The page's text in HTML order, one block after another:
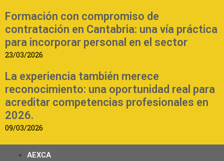
Formación con compromiso de
contratación en Cantabria: una vía práctica
para incorporar personal en el sector
23/03/2026
La experiencia también merece
reconocimiento: una oportunidad real para
acreditar competencias profesionales en
2026.
09/03/2026
AEXCA